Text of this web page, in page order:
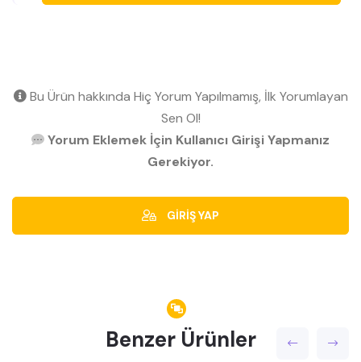
Bu Ürün hakkında Hiç Yorum Yapılmamış, İlk Yorumlayan
Sen Ol!
Yorum Eklemek İçin Kullanıcı Girişi Yapmanız
Gerekiyor.
GİRİŞ YAP
Benzer Ürünler